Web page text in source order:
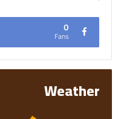
0
Fans
Weather